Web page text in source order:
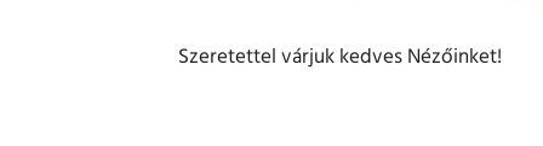
Szeretettel várjuk kedves Nézőinket!